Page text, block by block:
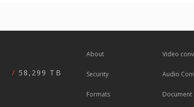
58,299 TB
About
Security
Formats
Video
Audio